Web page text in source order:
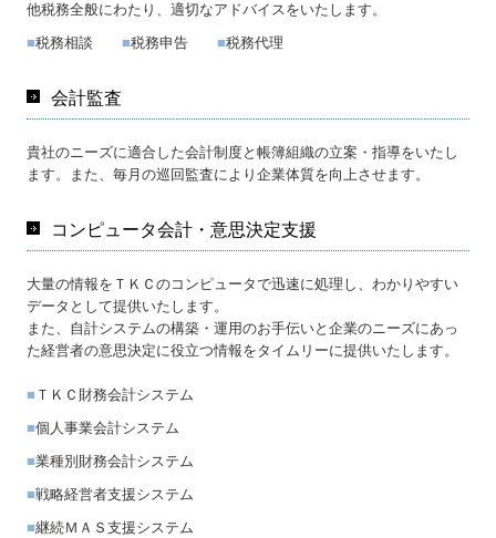
関与先向け融資商品ご紹介
お問い合わせ
プライバシーポリシー
メールアドレスの登録
他税務全般にわたり、適切なアドバイスをいたします。
■税務相談■税務申告■税務代理
会計監査
貴社のニーズに適合した会計制度と帳簿組織の立案・指導をいたし
ます。また、毎月の巡回監査により企業体質を向上させます。
コンピュータ会計・意思決定支援
大量の情報をＴＫＣのコンピュータで迅速に処理し、わかりやすい
データとして提供いたします。
また、自計システムの構築・運用のお手伝いと企業のニーズにあっ
た経営者の意思決定に役立つ情報をタイムリーに提供いたします。
■ ＴＫＣ財務会計システム
■個人事業会計システム
■業種別財務会計システム
■戦略経営者支援システム
■継続ＭＡＳ支援システム